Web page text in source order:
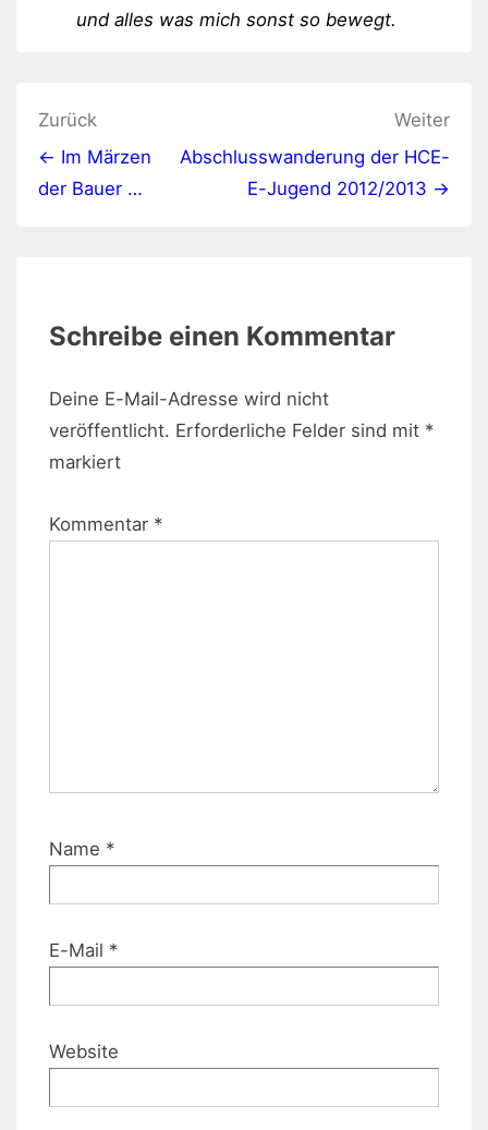
und alles was mich sonst so bewegt.
Beitragsnavigation
Zurück
← Im Märzen
der Bauer …
Weiter
Abschlusswanderung der HCE-
E-Jugend 2012/2013 →
Schreibe einen Kommentar
Deine E-Mail-Adresse wird nicht
veröffentlicht. Erforderliche Felder sind mit *
markiert
Kommentar *
Name *
E-Mail *
Website